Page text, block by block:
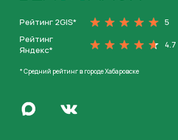
Рейтинг 2GIS*
5
Рейтинг
Яндекс*
4.7
* Средний рейтинг в городе Хабаровске
Написать в MaxПерейти во Вконтакте